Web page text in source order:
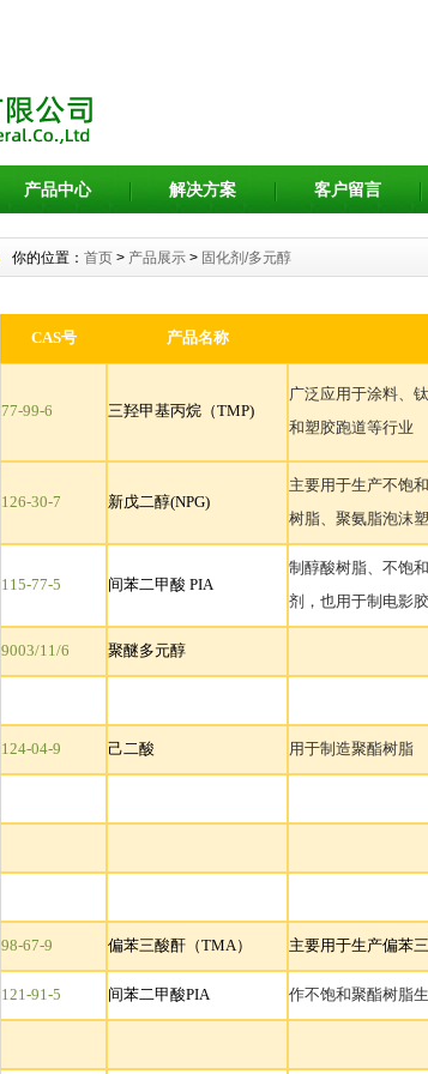
产品中心 解决方案 客户留言
你的位置： 首页 > 产品展示 > 固化剂/多元醇
CAS号 产品名称
77-99-6 三羟甲基丙烷（TMP)
广泛应用于涂料、
和塑胶跑道等行业
126-30-7 新戊二醇(NPG)
主要用于生产不饱
树脂、聚氨脂泡沫
115-77-5 间苯二甲酸 PIA
制醇酸树脂、不饱
剂，也用于制电影
9003/11/6 聚醚多元醇
124-04-9 己二酸 用于制造聚酯树脂
98-67-9 偏苯三酸酐（TMA） 主要用于生产偏苯
121-91-5 间苯二甲酸PIA 作不饱和聚酯树脂